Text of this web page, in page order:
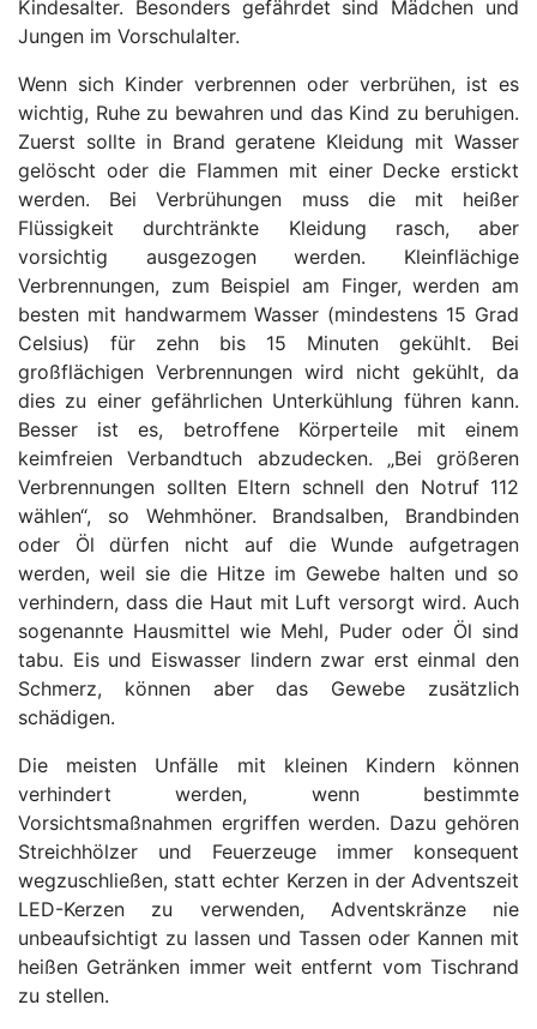
Kindesalter. Besonders gefährdet sind Mädchen und
Jungen im Vorschulalter.
Wenn sich Kinder verbrennen oder verbrühen, ist es
wichtig, Ruhe zu bewahren und das Kind zu beruhigen.
Zuerst sollte in Brand geratene Kleidung mit Wasser
gelöscht oder die Flammen mit einer Decke erstickt
werden. Bei Verbrühungen muss die mit heißer
Flüssigkeit durchtränkte Kleidung rasch, aber
vorsichtig ausgezogen werden. Kleinflächige
Verbrennungen, zum Beispiel am Finger, werden am
besten mit handwarmem Wasser (mindestens 15 Grad
Celsius) für zehn bis 15 Minuten gekühlt. Bei
großflächigen Verbrennungen wird nicht gekühlt, da
dies zu einer gefährlichen Unterkühlung führen kann.
Besser ist es, betroffene Körperteile mit einem
keimfreien Verbandtuch abzudecken. „Bei größeren
Verbrennungen sollten Eltern schnell den Notruf 112
wählen“, so Wehmhöner. Brandsalben, Brandbinden
oder Öl dürfen nicht auf die Wunde aufgetragen
werden, weil sie die Hitze im Gewebe halten und so
verhindern, dass die Haut mit Luft versorgt wird. Auch
sogenannte Hausmittel wie Mehl, Puder oder Öl sind
tabu. Eis und Eiswasser lindern zwar erst einmal den
Schmerz, können aber das Gewebe zusätzlich
schädigen.
Die meisten Unfälle mit kleinen Kindern können
verhindert werden, wenn bestimmte
Vorsichtsmaßnahmen ergriffen werden. Dazu gehören
Streichhölzer und Feuerzeuge immer konsequent
wegzuschließen, statt echter Kerzen in der Adventszeit
LED-Kerzen zu verwenden, Adventskränze nie
unbeaufsichtigt zu lassen und Tassen oder Kannen mit
heißen Getränken immer weit entfernt vom Tischrand
zu stellen.